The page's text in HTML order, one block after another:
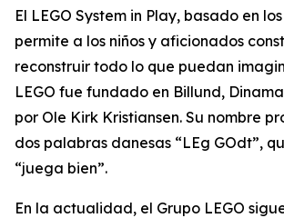
El LEGO System in Play, basado en
permite a los niños y aficionados
reconstruir todo lo que puedan
LEGO fue fundado en Billund,
por Ole Kirk Kristiansen. Su nombre
dos palabras danesas “LEg GOdt”,
“juega bien”.
En la actualidad, el Grupo LEGO